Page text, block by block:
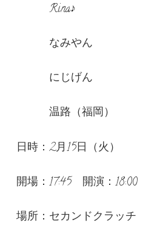
Rina♪
なみやん
にじげん
温路（福岡）
日時：2月15日（火）
開場：17:45 開演：18:00
場所：セカンドクラッチ